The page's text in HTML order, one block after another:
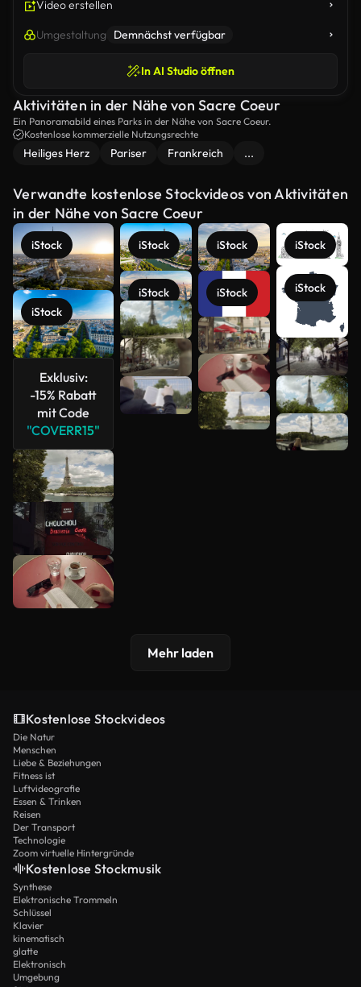
Video erstellen
Umgestaltung Demnächst verfügbar
In AI Studio öffnen
Aktivitäten in der Nähe von Sacre Coeur
Ein Panoramabild eines Parks in der Nähe von Sacre Coeur.
Kostenlose kommerzielle Nutzungsrechte
Heiliges Herz Pariser Frankreich ...
Verwandte kostenlose Stockvideos von Aktivitäten
in der Nähe von Sacre Coeur
iStock
iStock
Exklusiv:
-15% Rabatt
mit Code
"COVERR15"
iStock
iStock
iStock
iStock
iStock
iStock
Mehr
anzeigen
Mehr laden
Kostenlose Stockvideos
Die Natur
Menschen
Liebe & Beziehungen
Fitness ist
Luftvideografie
Essen & Trinken
Reisen
Der Transport
Technologie
Zoom virtuelle Hintergründe
Kostenlose Stockmusik
Synthese
Elektronische Trommeln
Schlüssel
Klavier
kinematisch
glatte
Elektronisch
Umgebung